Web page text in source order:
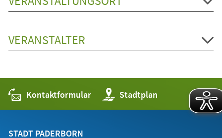
VERANSTALTER
Kontaktformular Stadtplan
(Öffnet
in
einem
STADT PADERBORN